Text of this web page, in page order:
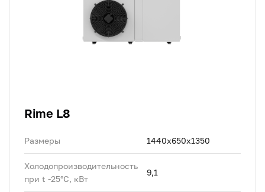
Rime L8
Размеры 1440x650x1350
Холодопроизводительность
при t -25°C, кВт
9,1